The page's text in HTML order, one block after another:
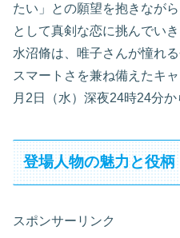
たい」との願望を抱きなが
として真剣な恋に挑んでい
水沼脩は、唯子さんが憧れ
スマートさを兼ね備えたキ
月2日（水）深夜24時24分か
登場人物の魅力と役柄
スポンサーリンク